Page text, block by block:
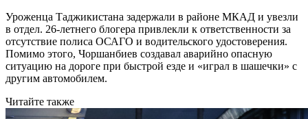
Уроженца Таджикистана задержали в районе МКАД и увезли
в отдел. 26-летнего блогера привлекли к ответственности за
отсутствие полиса ОСАГО и водительского удостоверения.
Помимо этого, Чоршанбиев создавал аварийно опасную
ситуацию на дороге при быстрой езде и «играл в шашечки» с
другим автомобилем.
Читайте также